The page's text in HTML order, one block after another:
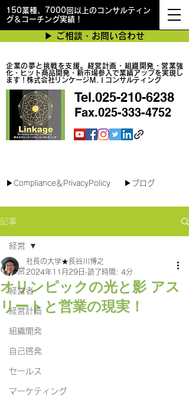
150業種、7000回以上のコンサルティン
グ＆コーチング実績！
企業の夢と挑戦を支援。経営計画・組織開発・営業強
化・ヒット商品開発・新市場参入で業績アップを実現し
ます！株式会社リンケージＭ.Ｉコンサルティング
▶︎ ご相談・お問い合わせ
Tel.025-210-6238
Fax.025-333-4752
▶︎Compliance＆PrivacyPolicy ▶︎ブログ
記事
経営
経営者
経営計画
組織開発
自己啓発
セールス
マーケティング
経営
オリンピックの光と影 アス
リートと営業の現実！
社長の大学★長谷川博之
2024年11月29日 読了時間: 4分